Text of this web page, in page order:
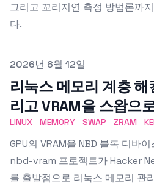
그리고 꼬리지연 측정 방법론까
다.
Published on
2026년 6월 12일
리눅스 메모리 계층
리고 VRAM을 스왑으
LINUX MEMORY SWAP ZRAM
GPU의 VRAM을 NBD 블록 디바
nbd-vram 프로젝트가 Hacker
를 출발점으로 리눅스 메모리 관